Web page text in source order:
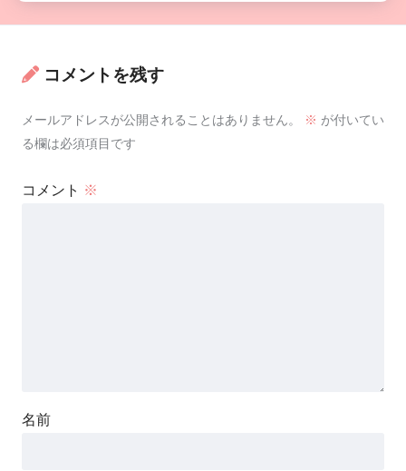
コメントを残す
メールアドレスが公開されることはありません。 ※ が付いてい
る欄は必須項目です
コメント ※
名前